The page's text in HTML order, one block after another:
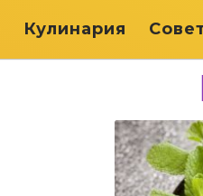
Кулинария